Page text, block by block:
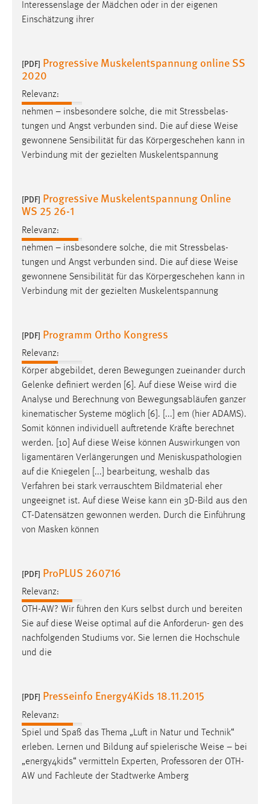
Interessenslage der Mädchen oder in der eigenen
Einschätzung ihrer
[PDF] Progressive Muskelentspannung online SS
2020
Relevanz:
nehmen – insbesondere solche, die mit Stressbelas-
tungen und Angst verbunden sind. Die auf diese Weise
gewonnene Sensibilität für das Körpergeschehen kann in
Verbindung mit der gezielten Muskelentspannung
[PDF] Progressive Muskelentspannung Online
WS 25 26-1
Relevanz:
nehmen – insbesondere solche, die mit Stressbelas-
tungen und Angst verbunden sind. Die auf diese Weise
gewonnene Sensibilität für das Körpergeschehen kann in
Verbindung mit der gezielten Muskelentspannung
[PDF] Programm Ortho Kongress
Relevanz:
Körper abgebildet, deren Bewegungen zueinander durch
Gelenke definiert werden [6]. Auf diese Weise wird die
Analyse und Berechnung von Bewegungsabläufen ganzer
kinematischer Systeme möglich [6]. [...] em (hier ADAMS).
Somit können individuell auftretende Kräfte berechnet
werden. [10] Auf diese Weise können Auswirkungen von
ligamentären Verlängerungen und Meniskuspathologien
auf die Kniegelen [...] bearbeitung, weshalb das
Verfahren bei stark verrauschtem Bildmaterial eher
ungeeignet ist. Auf diese Weise kann ein 3D-Bild aus den
CT-Datensätzen gewonnen werden. Durch die Einführung
von Masken können
[PDF] ProPLUS 260716
Relevanz:
OTH-AW? Wir führen den Kurs selbst durch und bereiten
Sie auf diese Weise optimal auf die Anforderun- gen des
nachfolgenden Studiums vor. Sie lernen die Hochschule
und die
[PDF] Presseinfo Energy4Kids 18.11.2015
Relevanz:
Spiel und Spaß das Thema „Luft in Natur und Technik“
erleben. Lernen und Bildung auf spielerische Weise – bei
„energy4kids“ vermitteln Experten, Professoren der OTH-
AW und Fachleute der Stadtwerke Amberg